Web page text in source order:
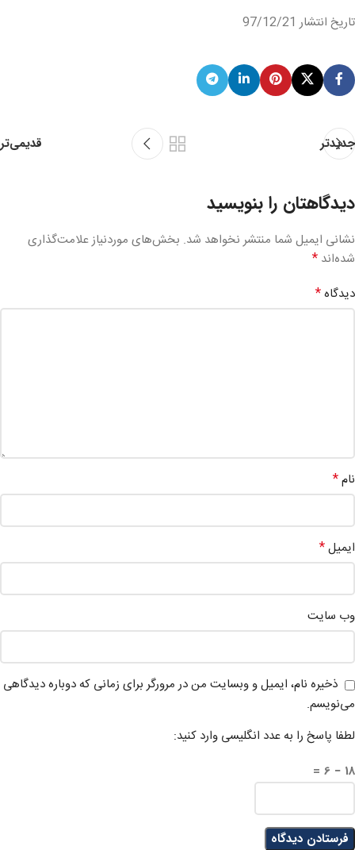
تاریخ انتشار 97/12/21
جدیدتر قدیمی‌تر
دیدگاهتان را بنویسید
نشانی ایمیل شما منتشر نخواهد شد. بخش‌های موردنیاز علامت‌گذاری
شده‌اند *
دیدگاه*
نام*
ایمیل*
وب‌ سایت
ذخیره نام، ایمیل و وبسایت من در مرورگر برای زمانی که دوباره دیدگاهی
می‌نویسم.
لطفا پاسخ را به عدد انگلیسی وارد کنید:
18 − 6 =